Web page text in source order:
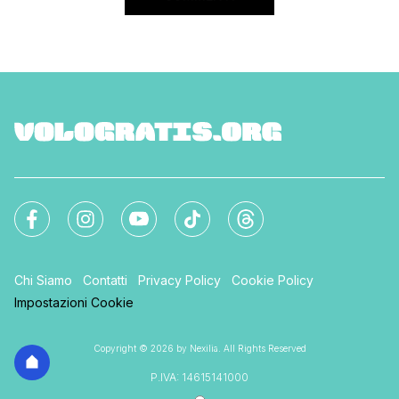
Chi Siamo Contatti Privacy Policy
Cookie Policy
Impostazioni Cookie
Copyright © 2026 by Nexilia. All Rights Reserved
P.IVA: 14615141000